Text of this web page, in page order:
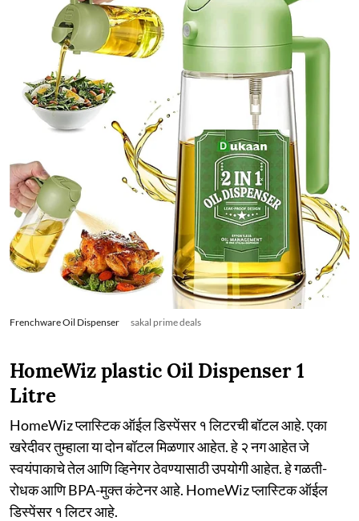
Frenchware Oil Dispenser sakal prime deals
HomeWiz plastic Oil Dispenser 1
Litre
HomeWiz प्लास्टिक ऑईल डिस्पेंसर १ लिटरची बॉटल आहे. एका
खरेदीवर तुम्हाला या दोन बॉटल मिळणार आहेत. हे २ नग आहेत जे
स्वयंपाकाचे तेल आणि व्हिनेगर ठेवण्यासाठी उपयोगी आहेत. हे गळती-
रोधक आणि BPA-मुक्त कंटेनर आहे. HomeWiz प्लास्टिक ऑईल
डिस्पेंसर १ लिटर आहे.